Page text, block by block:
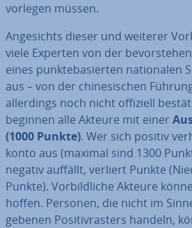
vorlegen müssen.
An­ge­sichts dieser und weiterer
viele Experten von der
eines punk­te­ba­sier­ten na­tio­na­len
aus – von der chi­ne­si­schen
al­ler­dings noch nicht offiziell
beginnen alle Akteure mit einer
(1000 Punkte). Wer sich positiv
kon­to aus (maximal sind 1300
negativ auffällt, verliert Punkte
Punkte). Vor­bild­li­che Akteure
hoffen. Personen, die nicht im
ge­be­nen Po­si­tiv­ras­ters handeln,